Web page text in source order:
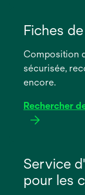
dans
nouvel
onglet
Fiches
Composition
sécurisée,
encore.
Rechercher
dans
nouvel
Service
pour les